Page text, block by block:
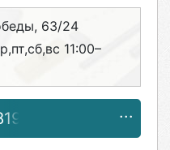
63/24
11:00–
78-86